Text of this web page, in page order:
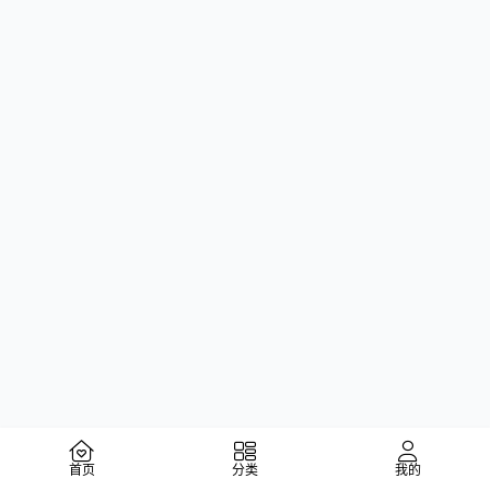
首页 分类 我的